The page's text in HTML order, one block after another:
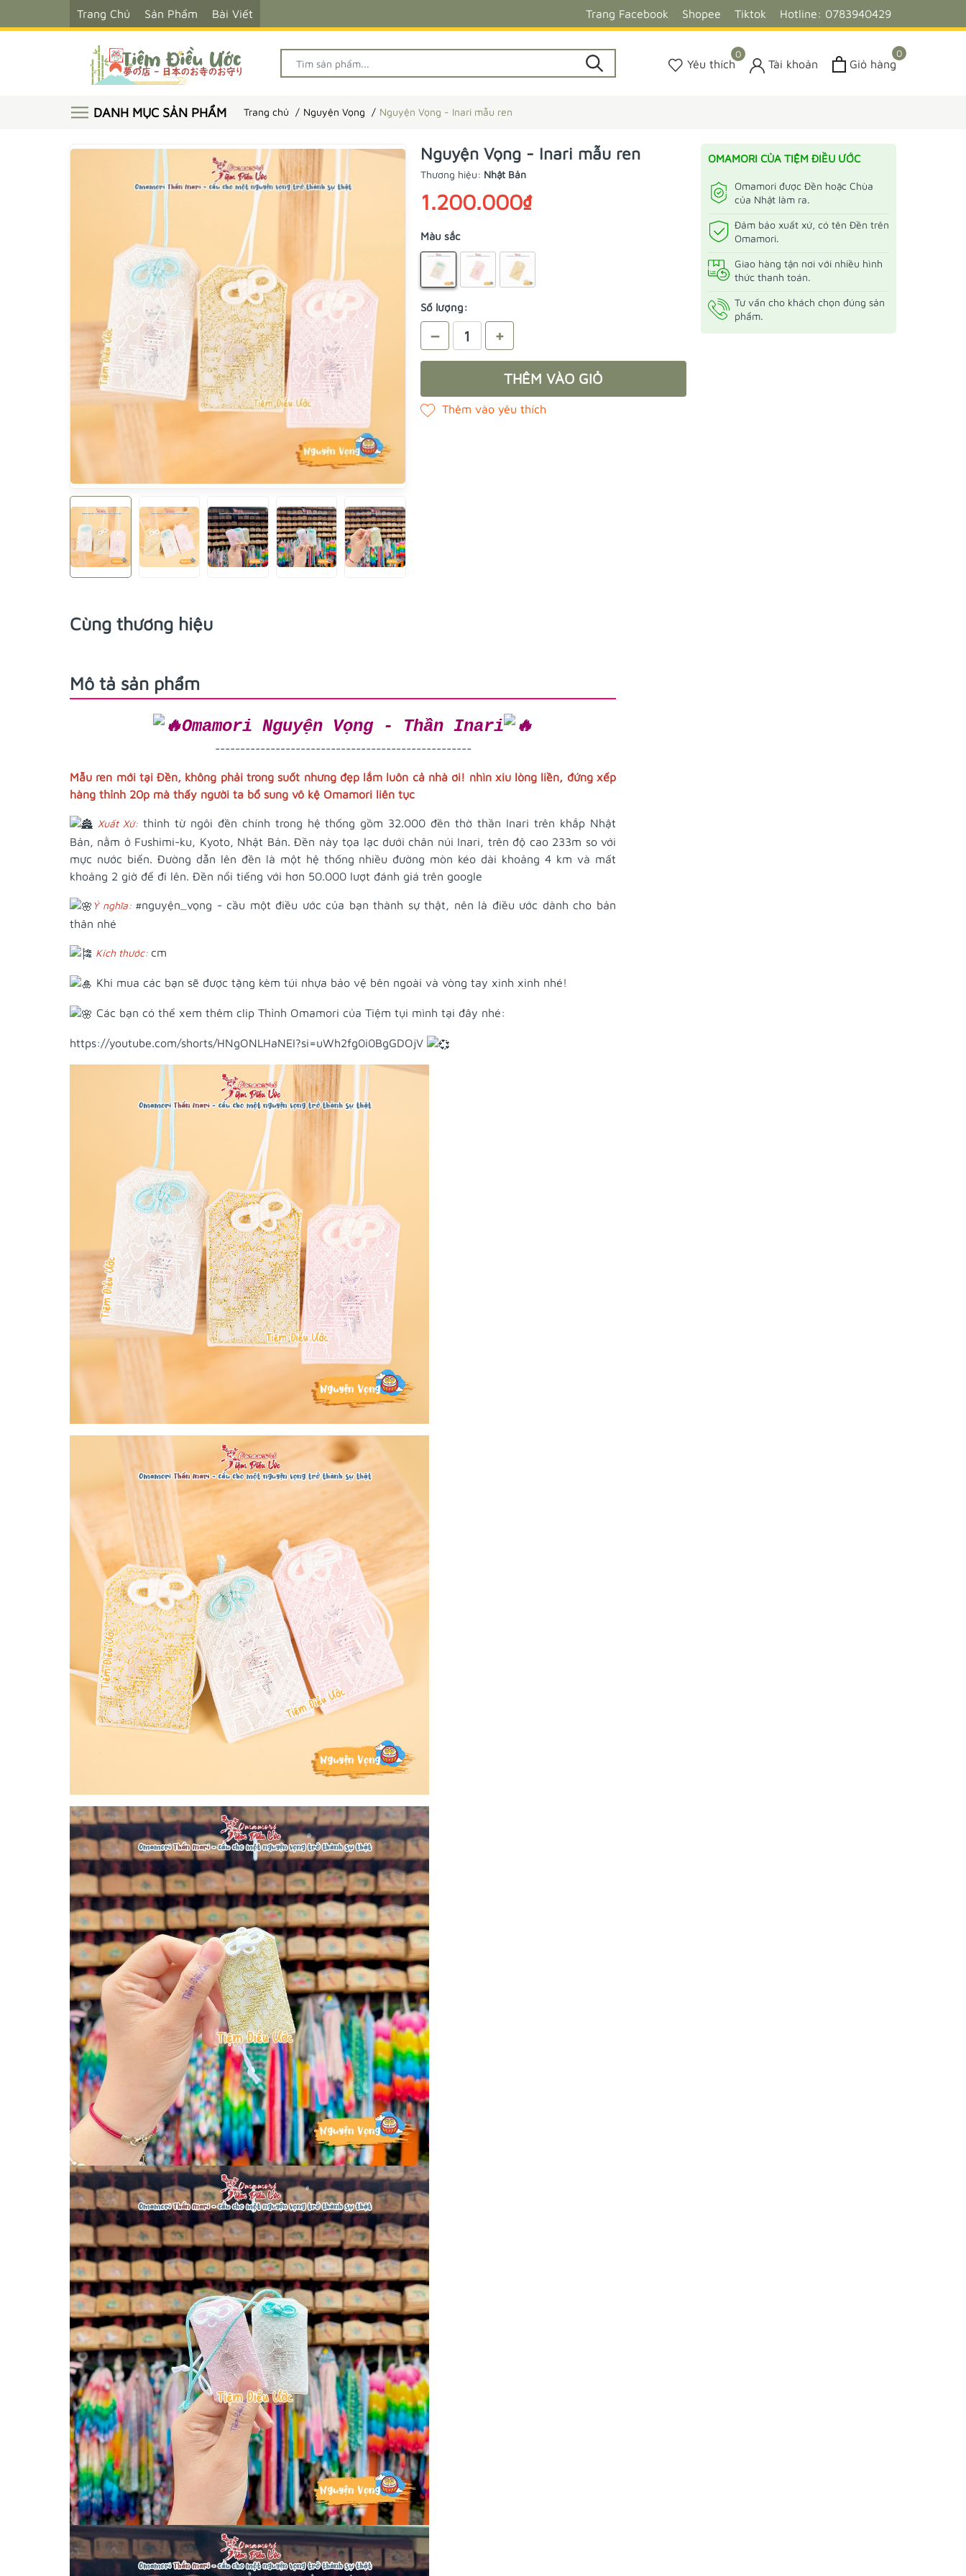
Trang Chủ Sản Phẩm Bài Viết Trang Facebook Shopee Tiktok Hotline: 0783940429
0
Yêu thích Tài khoản
0
Giỏ hàng
DANH MỤC SẢN PHẨM Trang chủ Nguyện Vọng Nguyện Vọng - Inari mẫu ren
Nguyện Vọng - Inari mẫu ren
Thương hiệu: Nhật Bản
1.200.000₫
Màu sắc
Số lượng:
– +
THÊM VÀO GIỎ
OMAMORI CỦA TIỆM ĐIỀU ƯỚC
Omamori được Đền hoặc Chùa
của Nhật làm ra.
Đảm bảo xuất xứ, có tên Đền trên
Omamori.
Giao hàng tận nơi với nhiều hình
thức thanh toán.
Tư vấn cho khách chọn đúng sản
phẩm.
Cùng thương hiệu
Mô tả sản phẩm
Omamori Nguyện Vọng - Thần Inari
---------------------------------------------------
Mẫu ren mới tại Đền, không phải trong suốt nhưng đẹp lắm luôn cả nhà ơi! nhìn xiu lòng liền, đứng xếp
hàng thỉnh 20p mà thấy người ta bổ sung vô kệ Omamori liên tục
Xuất Xứ:thỉnh từ ngôi đền chính trong hệ thống gồm 32.000 đền thờ thần Inari trên khắp Nhật
Bản, nằm ở Fushimi-ku, Kyoto, Nhật Bản. Đền này tọa lạc dưới chân núi Inari, trên độ cao 233m so với
mực nước biển. Đường dẫn lên đền là một hệ thống nhiều đường mòn kéo dài khoảng 4 km và mất
khoảng 2 giờ để đi lên. Đền nổi tiếng với hơn 50.000 lượt đánh giá trên google
Ý nghĩa: #nguyện_vọng - cầu một điều ước của bạn thành sự thật, nên là điều ước dành cho bản
thân nhé
Kích thước: cm
Khi mua các bạn sẽ được tặng kèm túi nhựa bảo vệ bên ngoài và vòng tay xinh xinh nhé!
Các bạn có thể xem thêm clip Thỉnh Omamori của Tiệm tụi mình tại đây nhé:
https://youtube.com/shorts/HNgONLHaNEI?si=uWh2fg0i0BgGDOjV